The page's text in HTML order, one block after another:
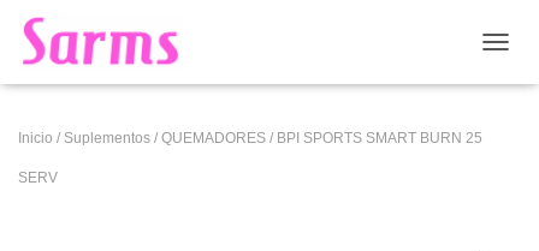
Inicio / Suplementos / QUEMADORES / BPI SPORTS SMART BURN 25
SERV